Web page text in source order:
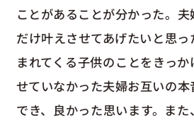
ことがあることが分かった。
だけ叶えさせてあげたいと思
まれてくる子供のことをきっ
せていなかった夫婦お互いの
でき、良かった思います。ま